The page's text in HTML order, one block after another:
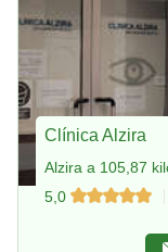
Clínica Alzira
Alzira a 105,87
5,0